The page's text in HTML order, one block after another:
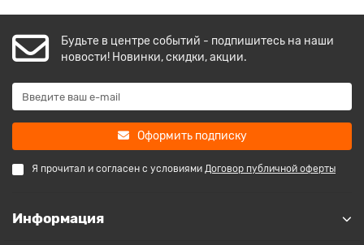
Будьте в центре событий - подпишитесь на наши
новости! Новинки, скидки, акции.
Оформить подписку
Я прочитал и согласен с условиями Договор публичной оферты
Информация